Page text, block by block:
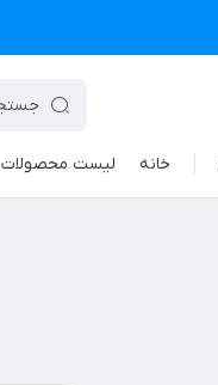
خانه لیست محصولات